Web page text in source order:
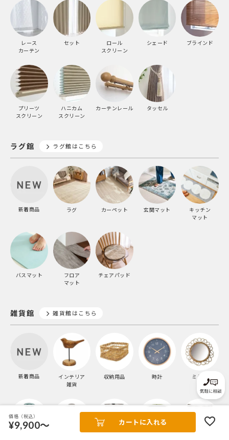
レース
カーテン
セット
ロール
スクリーン
シェード ブラインド
プリーツ
スクリーン
ハニカム
スクリーン
カーテンレール タッセル
ラグ館 ラグ館はこちら
新着商品 ラグ カーペット 玄関マット
キッチン
マット
バスマット
フロア
マット
チェアパッド
雑貨館 雑貨館はこちら
新着商品
インテリア
雑貨
収納用品 時計 ミラー
価格（税込）
¥9,900～ カートに入れる